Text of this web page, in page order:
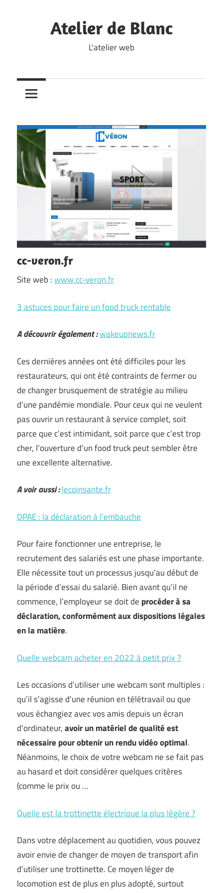
Atelier de Blanc
L'atelier web
cc-veron.fr
Site web :www.cc-veron.fr
3 astuces pour faire un food truck rentable
A découvrir également :wakeupnews.fr
Ces dernières années ont été difficiles pour les
restaurateurs, qui ont été contraints de fermer ou
de changer brusquement de stratégie au milieu
d’une pandémie mondiale. Pour ceux qui ne veulent
pas ouvrir un restaurant à service complet, soit
parce que c’est intimidant, soit parce que c’est trop
cher, l’ouverture d’un food truck peut sembler être
une excellente alternative.
A voir aussi :lecoinsante.fr
DPAE : la déclaration à l’embauche
Pour faire fonctionner une entreprise, le
recrutement des salariés est une phase importante.
Elle nécessite tout un processus jusqu’au début de
la période d’essai du salarié. Bien avant qu’il ne
commence, l’employeur se doit de procéder à sa
déclaration, conformément aux dispositions légales
en la matière.
Quelle webcam acheter en 2022 à petit prix ?
Les occasions d’utiliser une webcam sont multiples :
qu’il s’agisse d’une réunion en télétravail ou que
vous échangiez avec vos amis depuis un écran
d’ordinateur,avoir un matériel de qualité est
nécessaire pour obtenir un rendu vidéo optimal.
Néanmoins, le choix de votre webcam ne se fait pas
au hasard et doit considérer quelques critères
(comme le prix ou …
Quelle est la trottinette électrique la plus légère ?
Dans votre déplacement au quotidien, vous pouvez
avoir envie de changer de moyen de transport afin
d’utiliser une trottinette. Ce moyen léger de
locomotion est de plus en plus adopté, surtout